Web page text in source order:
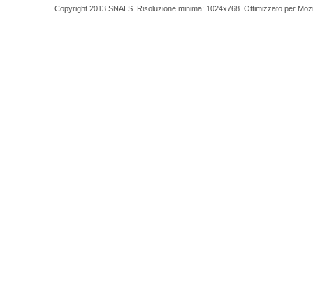
Copyright 2013 SNALS. Risoluzione minima: 1024x768. Ottimizzato per